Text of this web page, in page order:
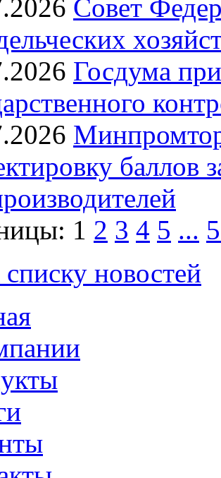
Совет
Госдума
1 2 3 4 5 ...
новостей